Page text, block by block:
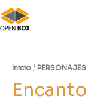
Inicio / PERSONAJES
Encanto